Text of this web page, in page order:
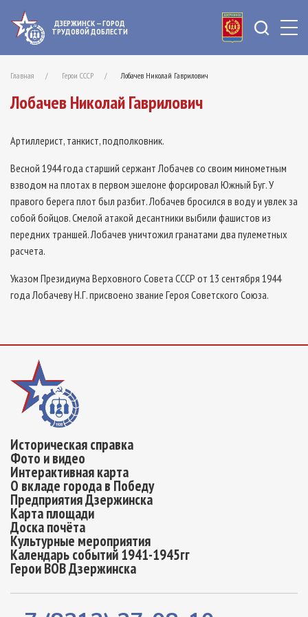
ДЗЕРЖИНСК — ГОРОД
ТРУДОВОЙ ДОБЛЕСТИ
Главная Герои СССР Лобачев Николай Гаврилович
Лобачев Николай Гаврилович
Артиллерист, танкист, подполковник.
Весной 1944 года старший сержант Лобачев со своим минометным
взводом на плотах в первом эшелоне форсировал Южный Буг. У
правого берега плот был разбит. Лобачев бросился в воду и увлек за
собой бойцов. Смелой атакой десантники выбили фашистов из
передних траншей. Лобачев уничтожил гранатами два пулеметных
расчета.
Указом Президиума Верховного Совета СССР от 13 сентября 1944
года Лобачеву Н.Г. присвоено звание Героя Советского Союза.
Историческая справка
Фото и видео
Интерактивная карта
О вкладе города в Победу
Предприятия Дзержинска
Карта площади
Доска почёта
Культурные мероприятия
Календарь событий 1941-1945гг
Герои ВОВ Дзержинска